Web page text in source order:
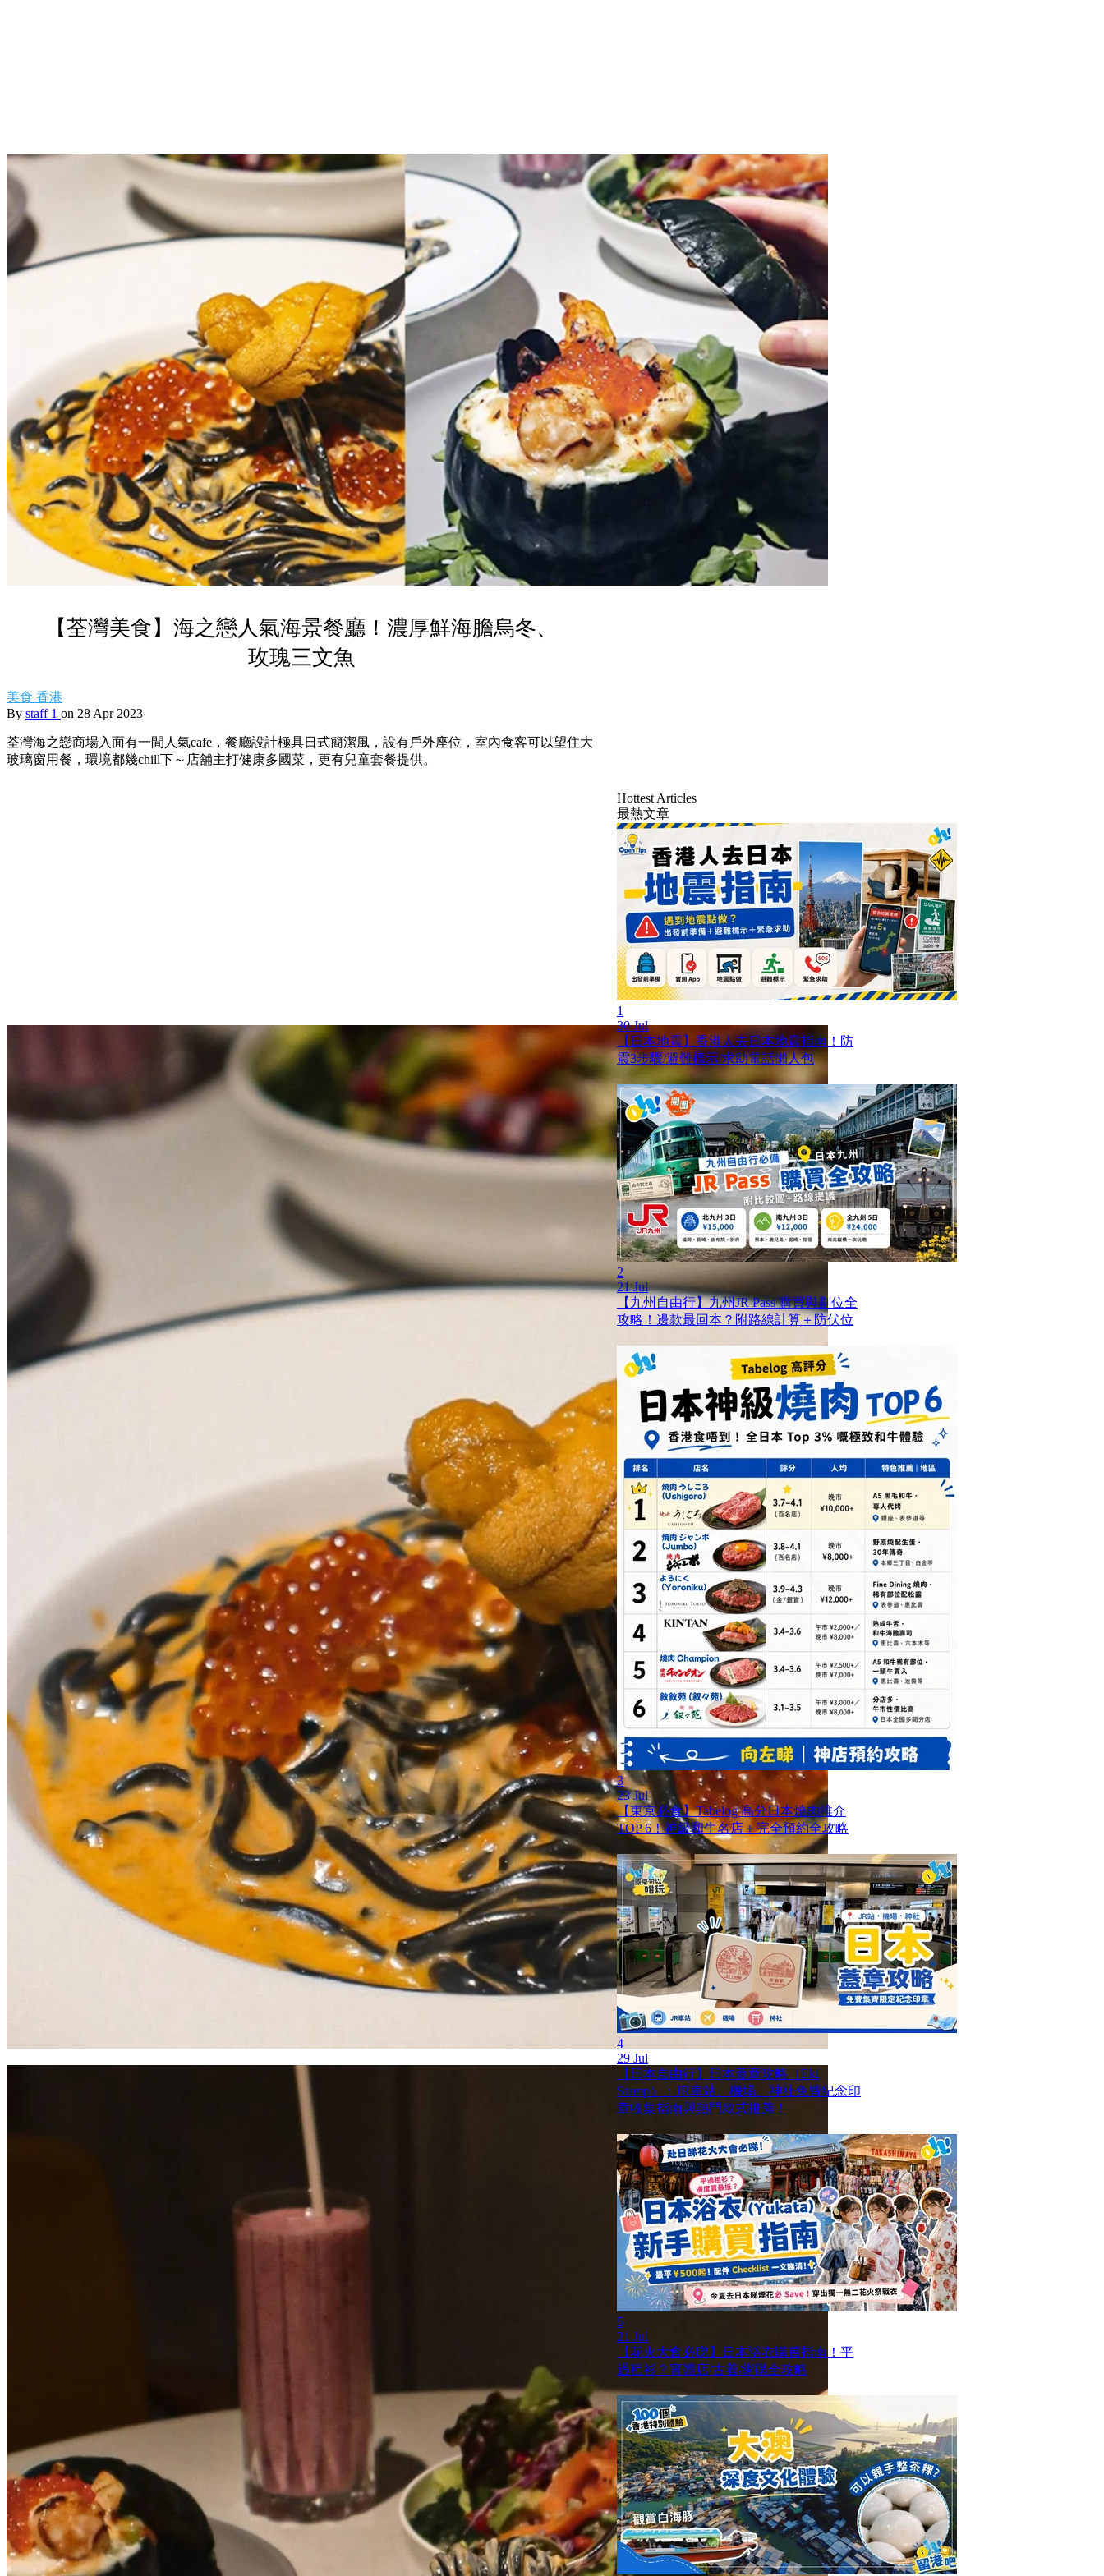
【荃灣美食】海之戀人氣海景餐廳！濃厚鮮海膽烏冬、
玫瑰三文魚
美食 香港
By staff 1 on 28 Apr 2023
荃灣海之戀商場入面有一間人氣cafe，餐廳設計極具日式簡潔風，設有戶外座位，室內食客可以望住大
玻璃窗用餐，環境都幾chill下～店舖主打健康多國菜，更有兒童套餐提供。
Hottest Articles
最熱文章
1
30 Jul
【日本地震】香港人去日本地震指南！防
震3步驟/避難標示/求助電話懶人包
2
21 Jul
【九州自由行】九州JR Pass 購買與劃位全
攻略！邊款最回本？附路線計算＋防伏位
3
23 Jul
【東京必食】Tabelog 高分日本燒肉推介
TOP 6！神級和牛名店＋完全預約全攻略
4
29 Jul
【日本自由行】日本蓋章攻略（Eki
Stamp）：JR車站、機場、神社免費紀念印
章收集指南與熱門款式推薦！
5
21 Jul
【花火大會必睇】日本浴衣購買指南！平
過租衫？實體店/古着/網購全攻略